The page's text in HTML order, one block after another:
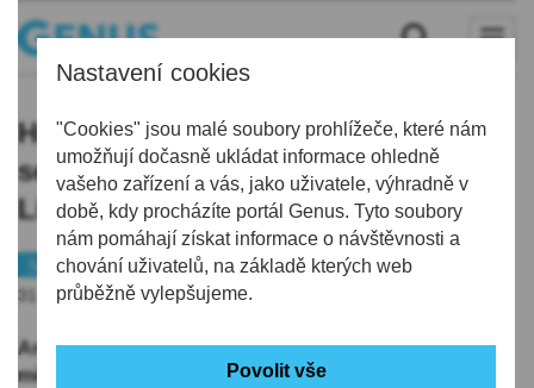
Nastavení cookies
"Cookies" jsou malé soubory prohlížeče, které nám
umožňují dočasně ukládat informace ohledně
vašeho zařízení a vás, jako uživatele, výhradně v
době, kdy procházíte portál Genus. Tyto soubory
nám pomáhají získat informace o návštěvnosti a
chování uživatelů, na základě kterých web
průběžně vylepšujeme.
Hokejový útočník Jasper Weatherby
se po měsíčním hostování vrací z
Liberce do Pardubic
Hokej
Sport
31.01.2025 | 13:37
Americký hokejový útočník Jasper Weatherby se po
měsíčním hostování v extraligovém Liberci vrací do